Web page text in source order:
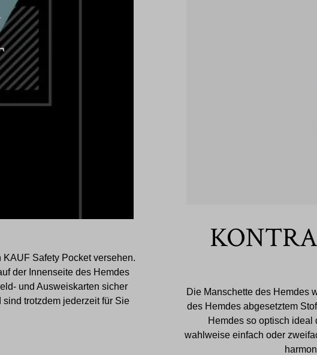
Safety Pocket versehen.
der Innenseite des Hemdes
und Ausweiskarten sicher
trotzdem jederzeit für Sie
Die Manschette des Hemdes
des Hemdes abgesetztem
Hemdes so optisch
wahlweise einfach oder